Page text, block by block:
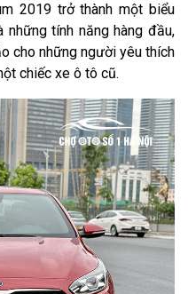
2019 trở thành một biểu
tính năng hàng đầu,
cho những người yêu thích
chiếc xe ô tô cũ.